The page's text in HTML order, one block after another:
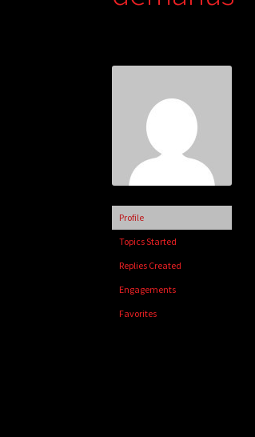
Profile
Topics Started
Replies Created
Engagements
Favorites